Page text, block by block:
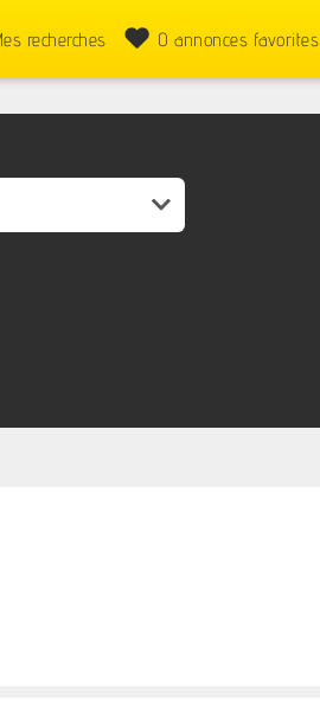
recherches 0 annonces favorites